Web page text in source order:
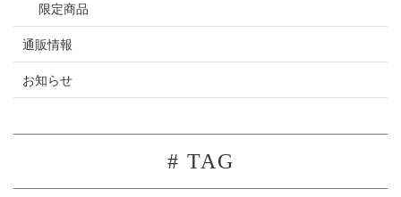
限定商品
通販情報
お知らせ
# TAG